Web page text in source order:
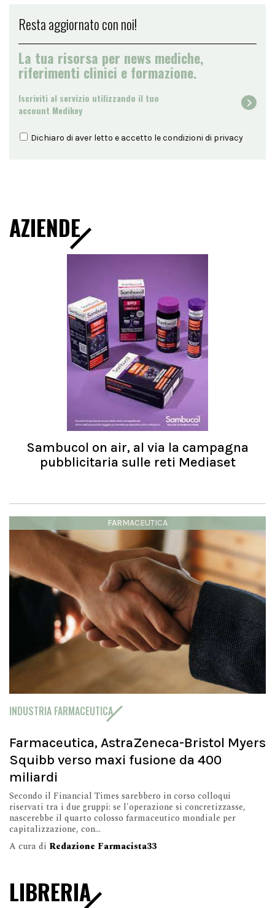
Resta aggiornato con noi!
La tua risorsa per news mediche,
riferimenti clinici e formazione.
Iscriviti al servizio utilizzando il tuo
account Medikey
Dichiaro di aver letto e accetto le condizioni di privacy
AZIENDE
Sambucol on air, al via la campagna
pubblicitaria sulle reti Mediaset
FARMACEUTICA
INDUSTRIA FARMACEUTICA
Farmaceutica, AstraZeneca-Bristol Myers
Squibb verso maxi fusione da 400
miliardi
Secondo il Financial Times sarebbero in corso colloqui
riservati tra i due gruppi: se l'operazione si concretizzasse,
nascerebbe il quarto colosso farmaceutico mondiale per
capitalizzazione, con...
A cura di Redazione Farmacista33
LIBRERIA